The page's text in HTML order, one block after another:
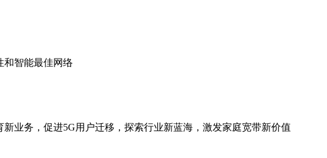
和智能最佳网络
业务，促进5G用户迁移，探索行业新蓝海，激发家庭宽带新价值